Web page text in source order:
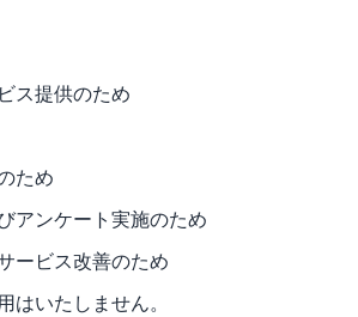
ス提供のため
ため
アンケート実施のため
ービス改善のため
いたしません。